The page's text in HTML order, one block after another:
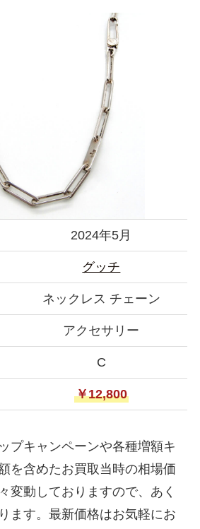
2024年5月
グッチ
ネックレス チェーン
アクセサリー
C
￥12,800
プキャンペーンや各種増額キ
を含めたお買取当時の相場価
変動しておりますので、あく
ます。最新価格はお気軽にお